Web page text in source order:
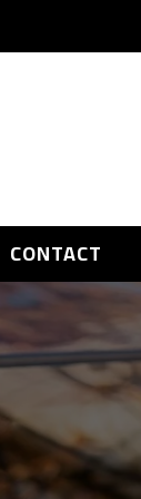
CONTACT